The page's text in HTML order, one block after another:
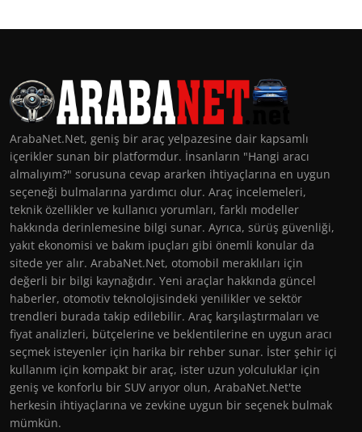
ArabaNet.Net, geniş bir araç yelpazesine dair kapsamlı
içerikler sunan bir platformdur. İnsanların "Hangi aracı
almalıyım?" sorusuna cevap ararken ihtiyaçlarına en uygun
seçeneği bulmalarına yardımcı olur. Araç incelemeleri,
teknik özellikler ve kullanıcı yorumları, farklı modeller
hakkında derinlemesine bilgi sunar. Ayrıca, sürüş güvenliği,
yakıt ekonomisi ve bakım ipuçları gibi önemli konular da
sitede yer alır. ArabaNet.Net, otomobil meraklıları için
değerli bir bilgi kaynağıdır. Yeni araçlar hakkında güncel
haberler, otomotiv teknolojisindeki yenilikler ve sektör
trendleri burada takip edilebilir. Araç karşılaştırmaları ve
fiyat analizleri, bütçelerine ve beklentilerine en uygun aracı
seçmek isteyenler için harika bir rehber sunar. İster şehir içi
kullanım için kompakt bir araç, ister uzun yolculuklar için
geniş ve konforlu bir SUV arıyor olun, ArabaNet.Net'te
herkesin ihtiyaçlarına ve zevkine uygun bir seçenek bulmak
mümkün.